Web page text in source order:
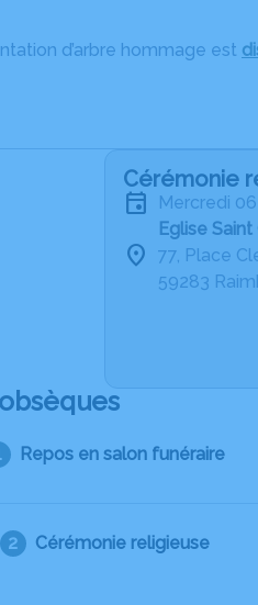
d’arbre hommage est
Cérémonie
mercredi
Eglise
77, Place
59283
Repos en salon funéraire
Cérémonie religieuse